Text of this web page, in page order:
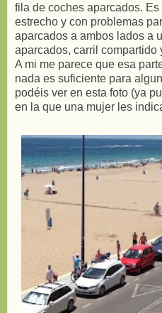
fila de coches aparcados. Es
estrecho y con problemas
aparcados a ambos lados a
aparcados, carril compartido
A mi me parece que esa
nada es suficiente para
podéis ver en esta foto (ya
en la que una mujer les